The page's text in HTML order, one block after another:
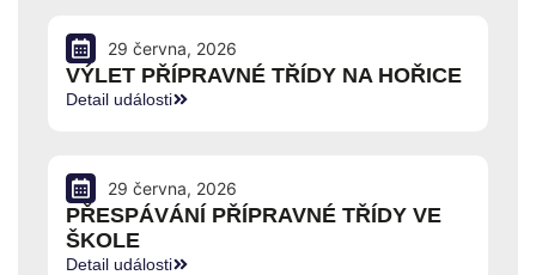
29 června, 2026
VÝLET PŘÍPRAVNÉ TŘÍDY NA HOŘICE
Detail události
29 června, 2026
PŘESPÁVÁNÍ PŘÍPRAVNÉ TŘÍDY VE
ŠKOLE
Detail události